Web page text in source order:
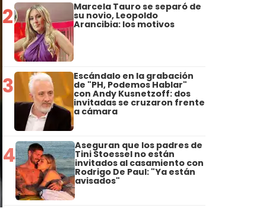
2 Marcela Tauro se separó de
su novio, Leopoldo
Arancibia: los motivos
3 Escándalo en la grabación
de "PH, Podemos Hablar"
con Andy Kusnetzoff: dos
invitadas se cruzaron frente
a cámara
4 Aseguran que los padres de
Tini Stoessel no están
invitados al casamiento con
Rodrigo De Paul: "Ya están
avisados"